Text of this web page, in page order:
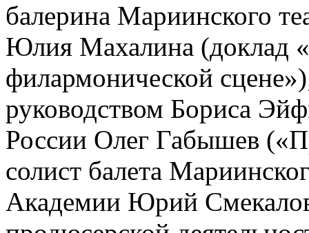
балерина Мариинского
Юлия Махалина (доклад
филармонической
руководством Бориса
России Олег Габышев
солист балета
Академии Юрий